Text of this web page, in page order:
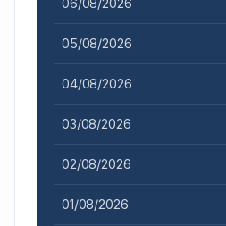
05/08/2026
04/08/2026
03/08/2026
02/08/2026
01/08/2026